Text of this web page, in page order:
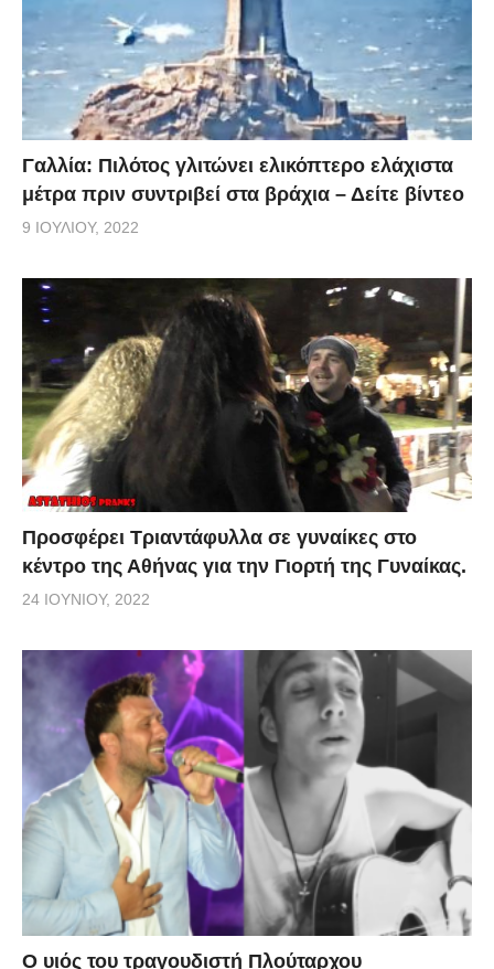
Γαλλία: Πιλότος γλιτώνει ελικόπτερο ελάχιστα
μέτρα πριν συντριβεί στα βράχια – Δείτε βίντεο
9 ΙΟΥΛΊΟΥ, 2022
Προσφέρει Τριαντάφυλλα σε γυναίκες στο
κέντρο της Αθήνας για την Γιορτή της Γυναίκας.
24 ΙΟΥΝΊΟΥ, 2022
O υιός του τραγουδιστή Πλούταρχου